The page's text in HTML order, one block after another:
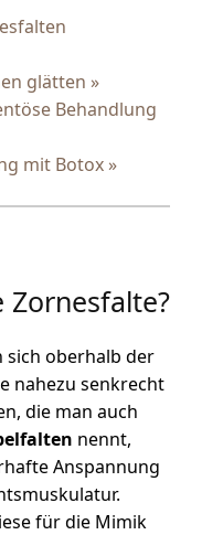
glätten »
Behandlung
mit Botox »
Zornesfalte?
sich oberhalb der
nahezu senkrecht
die man auch
nennt,
Anspannung
für die Mimik